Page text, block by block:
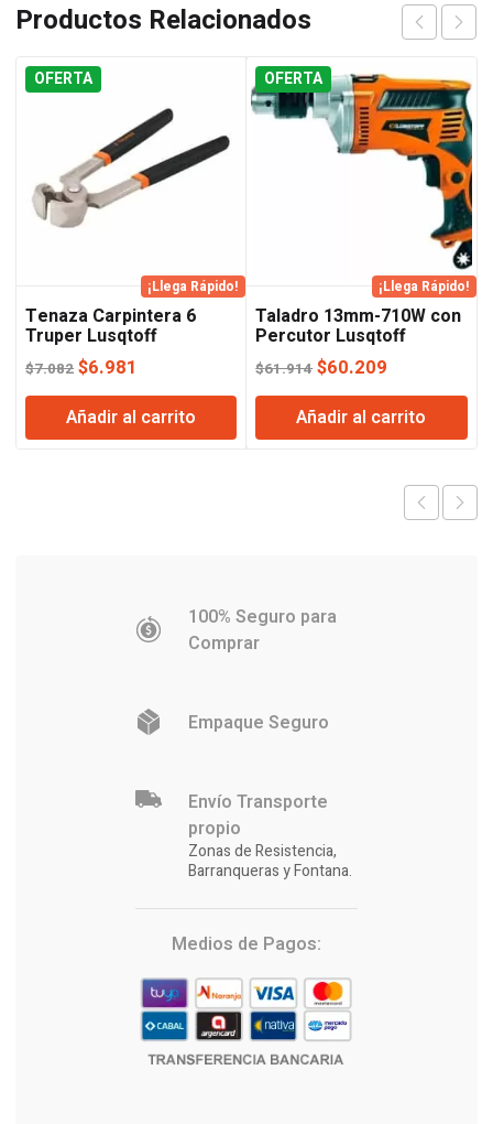
Productos Relacionados
OFERTA
¡Llega Rápido!
Tenaza Carpintera 6
Truper Lusqtoff
$7.082 El
precio
original
era:
$6.981
precio
actual
es:
Añadir al carrito
OFERTA
¡Llega Rápido!
Taladro 13mm-710W con
Percutor Lusqtoff
$61.914El
precio
original
era:
$60.209
precio
actual
es:
Añadir al carrito
100% Seguro para
Comprar
Empaque Seguro
Envío Transporte
propio
Zonas de Resistencia,
Barranqueras y Fontana.
Medios de Pagos: